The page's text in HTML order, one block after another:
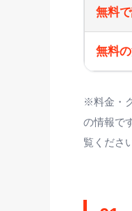
無料
無料
※料金・
の情報で
覧くださ